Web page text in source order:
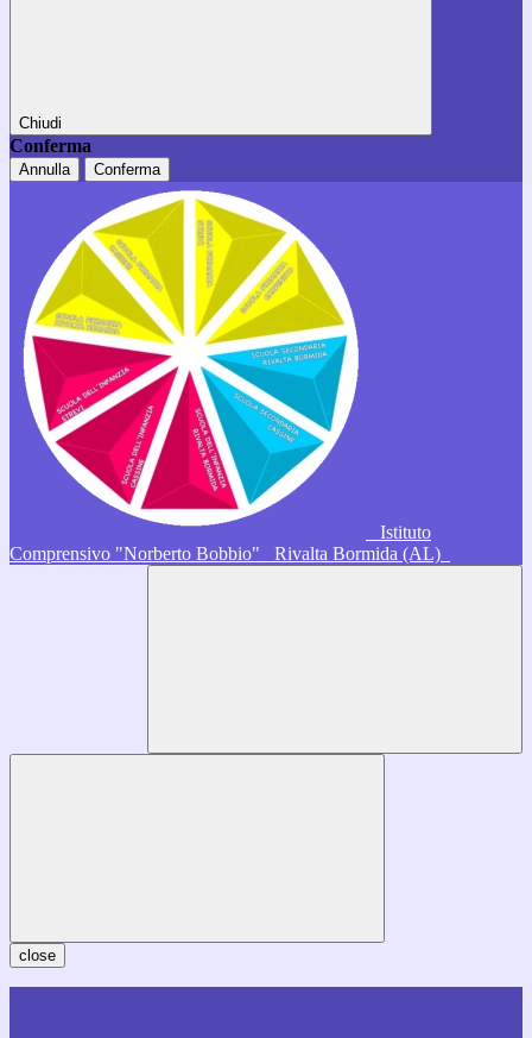
Chiudi
Conferma
Annulla Conferma
Istituto
Comprensivo "Norberto Bobbio"
Rivalta Bormida (AL)
close